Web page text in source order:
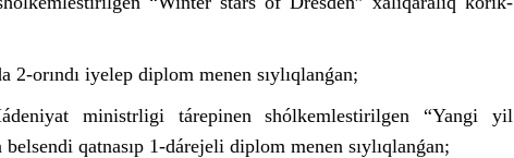
2-orındı iyelep diplom menen sıylıqlanǵan;
ministrligi tárepinen shólkemlestirilgen “Yangi yil
qatnasıp 1-dárejeli diplom menen sıylıqlanǵan;